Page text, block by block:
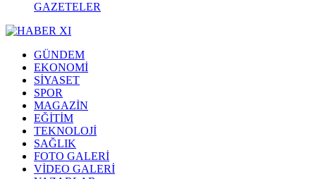
GAZETELER
GÜNDEM
EKONOMİ
SİYASET
SPOR
MAGAZİN
EĞİTİM
TEKNOLOJİ
SAĞLIK
FOTO GALERİ
VİDEO GALERİ